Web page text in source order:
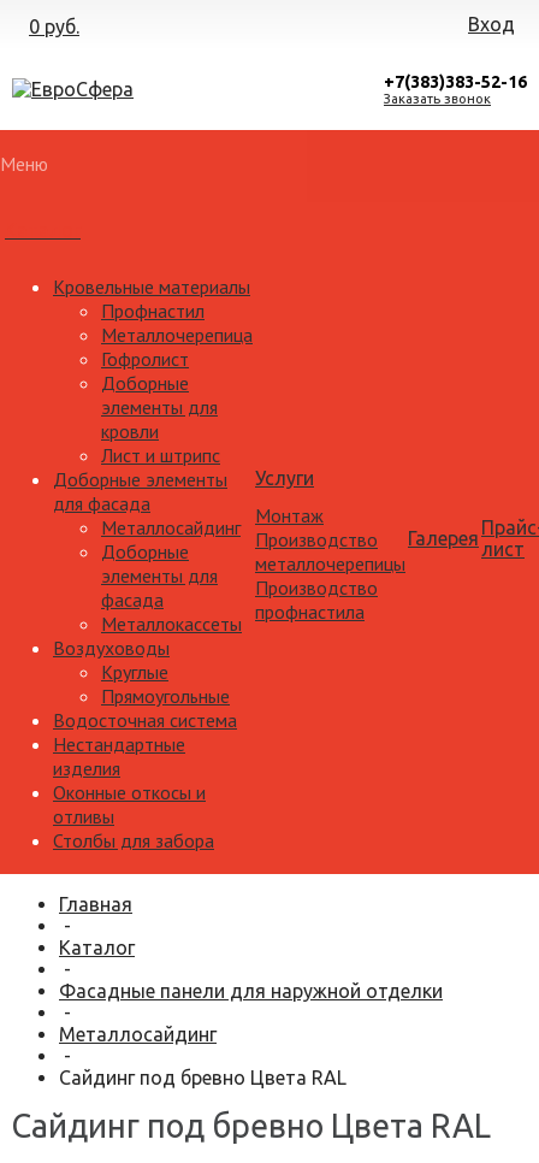
0 руб. Вход
+7(383)383-52-16
Заказать звонок
Меню
Кровельные материалы
Профнастил
Металлочерепица
Гофролист
Доборные
элементы для
кровли
Лист и штрипс
Доборные элементы
для фасада
Металлосайдинг
Доборные
элементы для
фасада
Металлокассеты
Воздуховоды
Круглые
Прямоугольные
Водосточная система
Нестандартные
изделия
Оконные откосы и
отливы
Столбы для забора
Услуги
Монтаж
Производство
металлочерепицы
Производство
профнастила
Галерея лист
Главная
-
Каталог
-
Фасадные панели для наружной отделки
-
Металлосайдинг
-
Сайдинг под бревно Цвета RAL
Сайдинг под бревно Цвета RAL